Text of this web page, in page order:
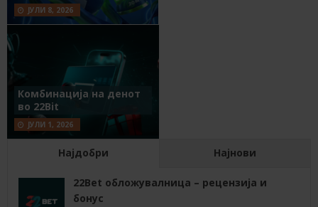
ЈУЛИ 8, 2026
Комбинација на денот
во 22Bit
ЈУЛИ 1, 2026
Најдобри Најнови
22Bet обложувалница – рецензија и
бонус